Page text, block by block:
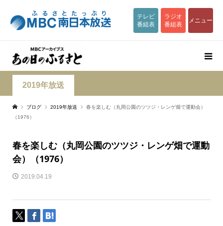
テレビ
番組表
ラジオ
番組表
メニュー
2019年放送
ブログ 2019年放送
春を楽しむ（丸岡公園のツツジ・レンゲ畑で運動会）
（1976）
春を楽しむ（丸岡公園のツツジ・レンゲ畑で運動
会）（1976）
2019.04.19